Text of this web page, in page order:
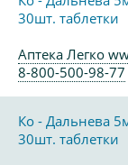
30шт. таблетки
Аптека Легко
8-800-500-98-77
Ко - Дальнева
30шт. таблетки